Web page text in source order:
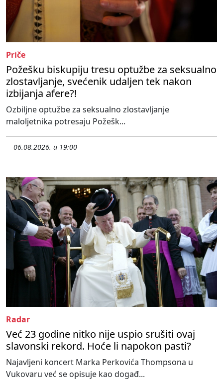
Priče
Požešku biskupiju tresu optužbe za seksualno
zlostavljanje, svećenik udaljen tek nakon
izbijanja afere?!
Ozbiljne optužbe za seksualno zlostavljanje
maloljetnika potresaju Požešk...
06.08.2026. u 19:00
Radar
Već 23 godine nitko nije uspio srušiti ovaj
slavonski rekord. Hoće li napokon pasti?
Najavljeni koncert Marka Perkovića Thompsona u
Vukovaru već se opisuje kao događ...